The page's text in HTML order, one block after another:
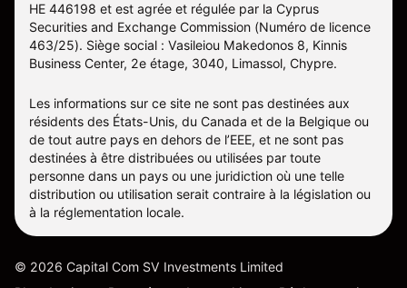
ΗΕ 446198 et est agrée et régulée par la Cyprus
Securities and Exchange Commission (Numéro de licence
463/25). Siège social : Vasileiou Makedonos 8, Kinnis
Business Center, 2e étage, 3040, Limassol, Chypre.
Les informations sur ce site ne sont pas destinées aux
résidents des États-Unis, du Canada et de la Belgique ou
de tout autre pays en dehors de l’EEE, et ne sont pas
destinées à être distribuées ou utilisées par toute
personne dans un pays ou une juridiction où une telle
distribution ou utilisation serait contraire à la législation ou
à la réglementation locale.
© 2026 Capital Com SV Investments Limited